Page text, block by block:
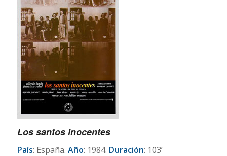
Los santos inocentes
País: España. Año: 1984. Duración: 103’